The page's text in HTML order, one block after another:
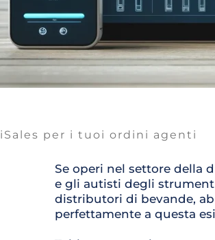
iSales per i tuoi ordini agenti
Se operi nel settore della
e gli autisti degli
distributori di bevande,
perfettamente a questa